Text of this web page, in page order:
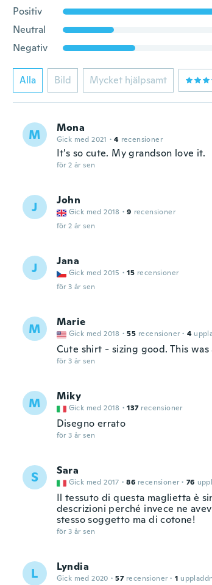
Positiv
Neutral
Negativ
Alla Bild Mycket hjälpsamt
M Mona
Gick med 2021 · 4 recensioner
It's so cute. My grandson love it.
för 2 år sen
J John
Gick med 2018 · 9 recensioner
för 2 år sen
J Jana
Gick med 2015 · 15 recensioner
för 3 år sen
M Marie
Gick med 2018 · 55 recensioner · 4
Cute shirt - sizing good. This
för 3 år sen
M Miky
Gick med 2018 · 137 recensioner
Disegno errato
för 3 år sen
S Sara
Gick med 2017 · 86 recensioner · 76
Il tessuto di questa maglietta è
descrizioni perché invece ne
stesso soggetto ma di cotone!
för 3 år sen
L Lyndia
Gick med 2020 · 57 recensioner · 1